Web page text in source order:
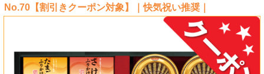
結婚内祝い
No.70【割引きクーポン対象】｜快気祝い推奨｜